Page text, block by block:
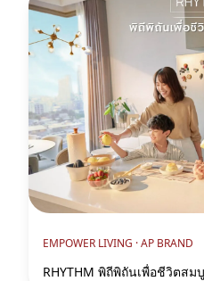
EMPOWER LIVING ·AP BRAND
RHYTHM พิถีพิถันเพื่อชีวิตส